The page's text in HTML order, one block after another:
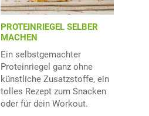
PROTEINRIEGEL SELBER
MACHEN
Ein selbstgemachter
Proteinriegel ganz ohne
künstliche Zusatzstoffe, ein
tolles Rezept zum Snacken
oder für dein Workout.